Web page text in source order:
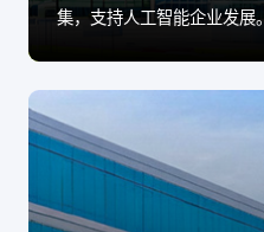
集，支持人工智能企业发展。